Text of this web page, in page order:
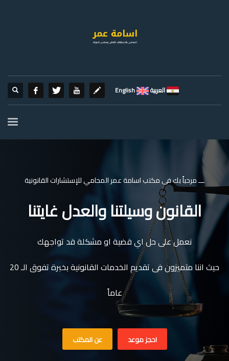
العربية English
ـــ مرحباً بك فى مكتب اسامة عمر المحامي للإستشارات القانونية
القانون وسيلتنا والعدل غايتنا
نعمل على حل اي قضية او مشكلة قد تواجهك
حيث اننا متميزون فى تقديم الخدمات القانونية بخبرة تفوق الـ 20
عاماً
احجز موعد عن المكتب